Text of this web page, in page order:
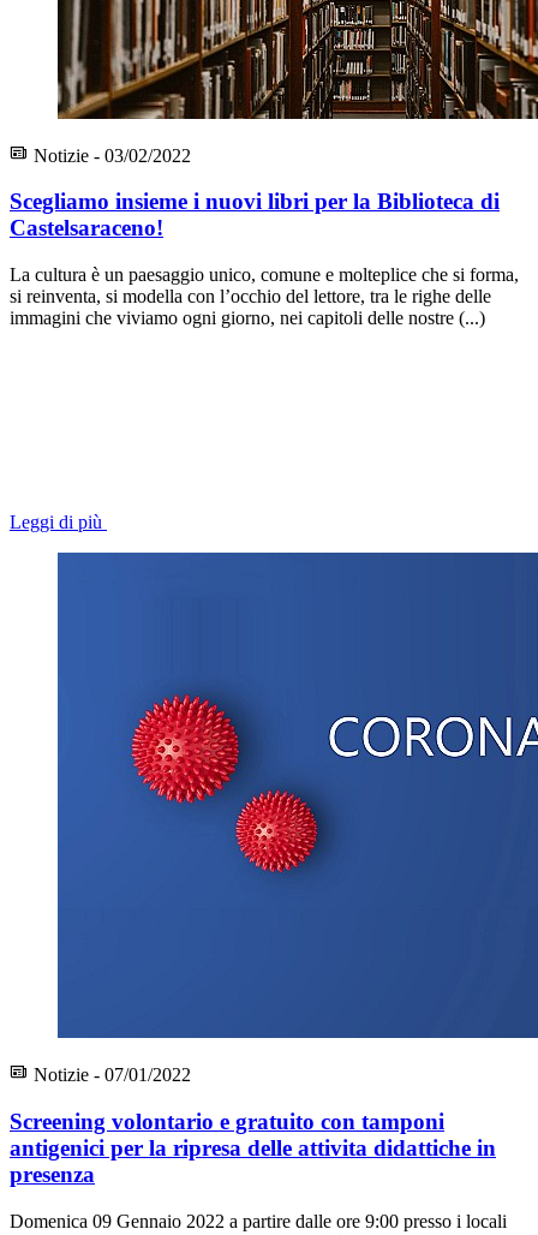
Notizie - 03/02/2022
Scegliamo insieme i nuovi libri per la Biblioteca di
Castelsaraceno!
La cultura è un paesaggio unico, comune e molteplice che si forma,
si reinventa, si modella con l’occhio del lettore, tra le righe delle
immagini che viviamo ogni giorno, nei capitoli delle nostre (...)
Leggi di più
Notizie - 07/01/2022
Screening volontario e gratuito con tamponi
antigenici per la ripresa delle attivita didattiche in
presenza
Domenica 09 Gennaio 2022 a partire dalle ore 9:00 presso i locali